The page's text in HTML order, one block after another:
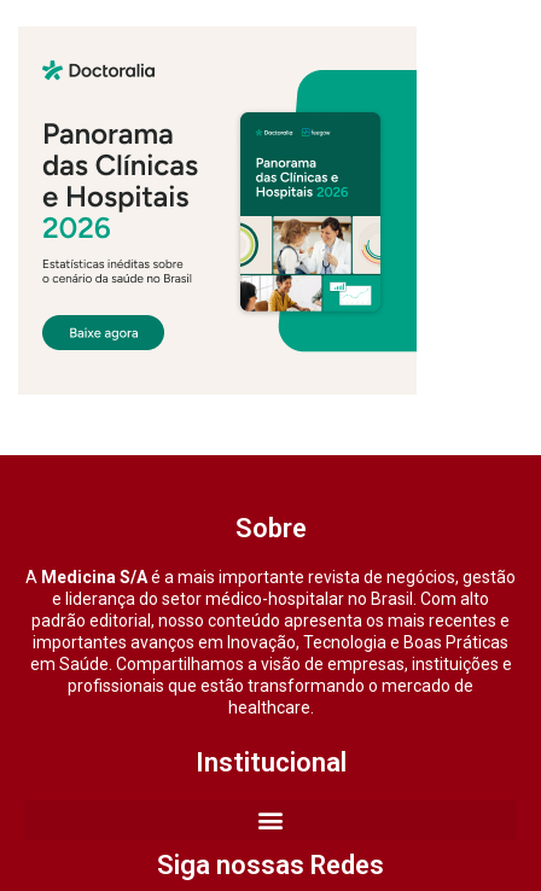
Sobre
A Medicina S/Aé a mais importante revista de negócios, gestão
e liderança do setor médico-hospitalar no Brasil. Com alto
padrão editorial, nosso conteúdo apresenta os mais recentes e
importantes avanços em Inovação, Tecnologia e Boas Práticas
em Saúde. Compartilhamos a visão de empresas, instituições e
profissionais que estão transformando o mercado de
healthcare.
Institucional
Siga nossas Redes